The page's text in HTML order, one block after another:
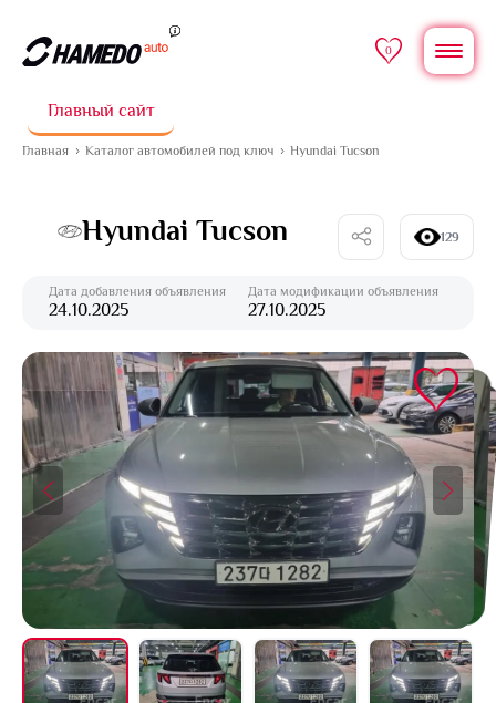
0
Главный сайт
Главная Каталог автомобилей под ключ Hyundai Tucson
Hyundai Tucson 129
Дата добавления объявления
24.10.2025
Дата модификации объявления
27.10.2025